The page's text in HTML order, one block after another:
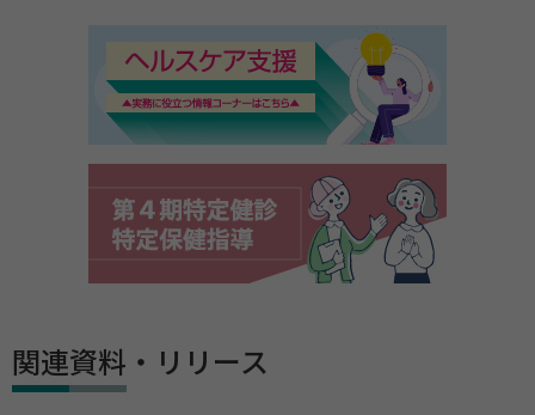
関連資料・リリース